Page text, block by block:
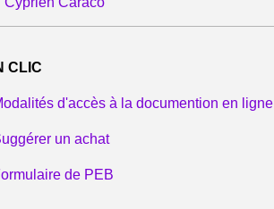
CLIC
d'accès à la documention en ligne
un achat
de PEB